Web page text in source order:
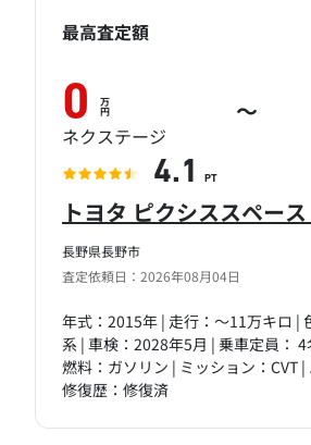
長野県長野市
査定依頼日：2026年08月04日
トヨタ ピクシススペー
年式：2015年 | 走行：～11万キロ |
系 | 車検：2028年5月 | 乗車定員： 4
燃料：ガソリン | ミッション：CVT
修復歴：修復済
最高査定額
0 万
円 ～
ネクステージ
4.1 PT